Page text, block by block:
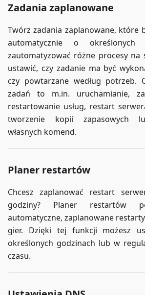
Zadania zaplanowane
Twórz zadania zaplanowane, które
automatycznie o określonych
zautomatyzować różne procesy na
ustawić, czy zadanie ma być
czy powtarzane według potrzeb.
zadań to m.in. uruchamianie,
restartowanie usług, restart
tworzenie kopii zapasowych
własnych komend.
Planer restartów
Chcesz zaplanować restart
godziny? Planer restartów
automatyczne, zaplanowane
gier. Dzięki tej funkcji możesz
określonych godzinach lub w
czasu.